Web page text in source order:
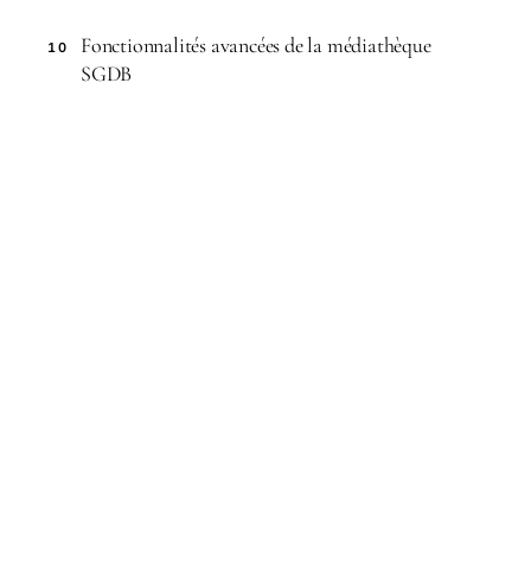
10
Fonctionnalités avancées de la médiathèque
SGDB